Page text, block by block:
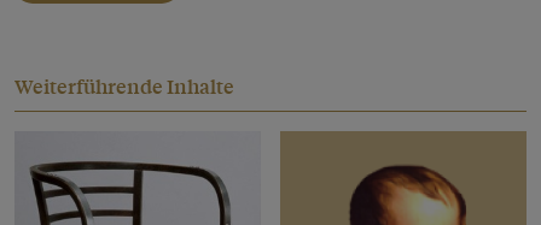
Weiterführende Inhalte